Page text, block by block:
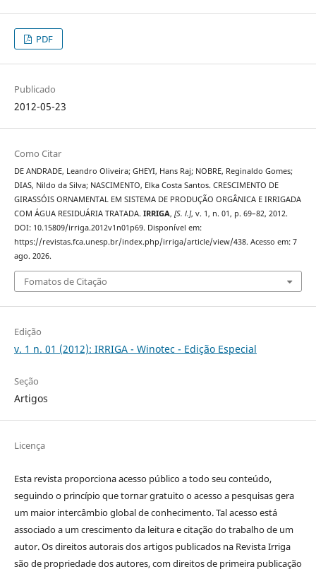
PDF
Publicado
2012-05-23
Como Citar
DE ANDRADE, Leandro Oliveira; GHEYI, Hans Raj; NOBRE, Reginaldo Gomes;
DIAS, Nildo da Silva; NASCIMENTO, Elka Costa Santos. CRESCIMENTO DE
GIRASSÓIS ORNAMENTAL EM SISTEMA DE PRODUÇÃO ORGÂNICA E IRRIGADA
COM ÁGUA RESIDUÁRIA TRATADA. IRRIGA, [S. l.], v. 1, n. 01, p. 69–82, 2012.
DOI: 10.15809/irriga.2012v1n01p69. Disponível em:
https://revistas.fca.unesp.br/index.php/irriga/article/view/438. Acesso em: 7
ago. 2026.
Fomatos de Citação
Edição
v. 1 n. 01 (2012): IRRIGA - Winotec - Edição Especial
Seção
Artigos
Licença
Esta revista proporciona acesso público a todo seu conteúdo,
seguindo o princípio que tornar gratuito o acesso a pesquisas gera
um maior intercâmbio global de conhecimento. Tal acesso está
associado a um crescimento da leitura e citação do trabalho de um
autor. Os direitos autorais dos artigos publicados na Revista Irriga
são de propriedade dos autores, com direitos de primeira publicação